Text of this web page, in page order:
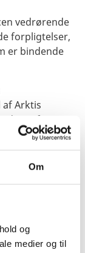
Om
og
medier og til
vedrørende
forpligtelser,
er bindende
Arktis
for
til
om
som er så